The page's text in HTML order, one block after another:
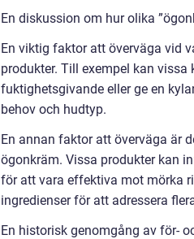
En diskussion om hur olika
En viktig faktor att överväga vid
produkter. Till exempel kan
fuktighetsgivande eller ge en
behov och hudtyp.
En annan faktor att överväga är
ögonkräm. Vissa produkter kan
för att vara effektiva mot mörka
ingredienser för att adressera
En historisk genomgång av för-